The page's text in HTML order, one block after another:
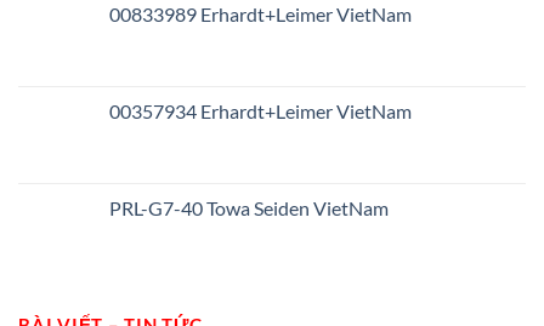
00833989 Erhardt+Leimer VietNam
00357934 Erhardt+Leimer VietNam
PRL-G7-40 Towa Seiden VietNam